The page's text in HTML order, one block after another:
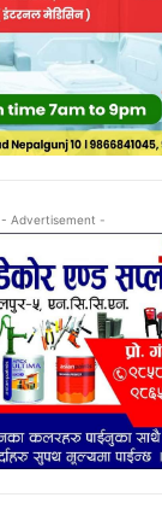
- Advertisement -